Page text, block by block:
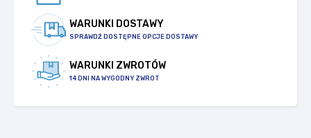
WARUNKI DOSTAWY
SPRAWDŹ DOSTĘPNE OPCJE DOSTAWY
WARUNKI ZWROTÓW
14 DNI NA WYGODNY ZWROT